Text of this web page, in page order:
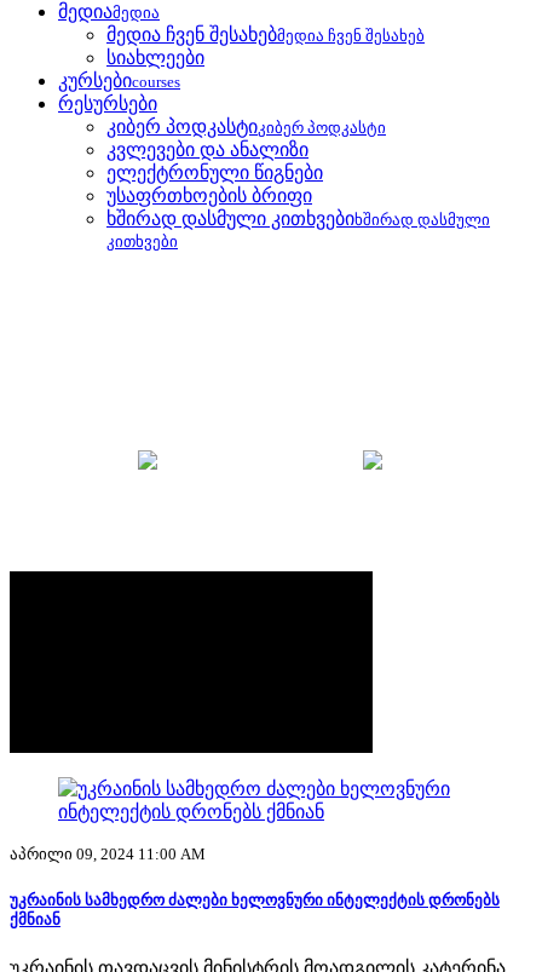
მედიამედია
მედია ჩვენ შესახებმედია ჩვენ შესახებ
სიახლეები
კურსებიcourses
რესურსები
კიბერ პოდკასტიკიბერ პოდკასტი
კვლევები და ანალიზი
ელექტრონული წიგნები
უსაფრთხოების ბრიფი
ხშირად დასმული კითხვებიხშირად დასმული
კითხვები
აპრილი 09, 2024 11:00 AM
უკრაინის სამხედრო ძალები ხელოვნური ინტელექტის დრონებს
ქმნიან